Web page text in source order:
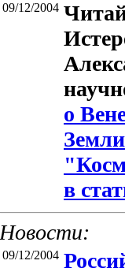
09/12/2004
о
в
Новости:
09/12/2004